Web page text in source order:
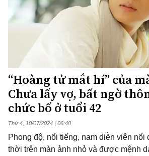
“Hoàng tử mắt hí” của
Chưa lấy vợ, bất ngờ
chức bố ở tuổi 42
Thứ 4, 10/07/2024 | 06:40
Phong độ, nổi tiếng, nam diễn viên nổi
thời trên màn ảnh nhỏ và được mệnh